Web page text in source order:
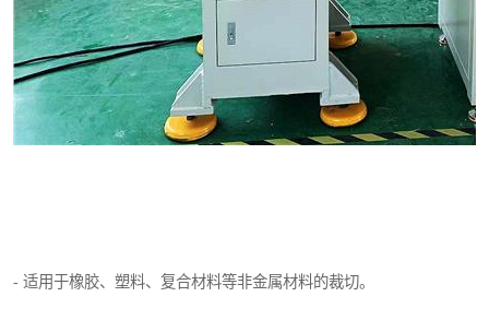
- 适用于橡胶、塑料、复合材料等非金属材料的裁切。